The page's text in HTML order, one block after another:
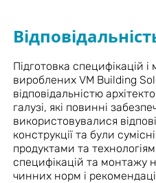
Підготовка специфікацій
вироблених VM Building
відповідальністю
галузі, які повинні
використовувалися
конструкції та були
продуктами та
специфікацій та монтажу
чинних норм і